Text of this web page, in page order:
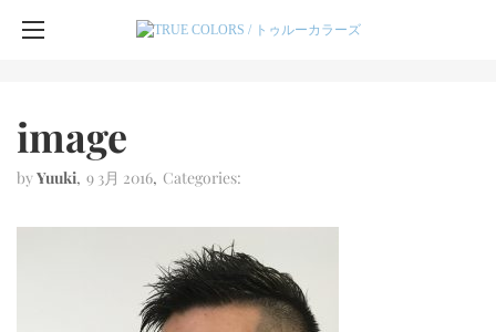
image
byYuuki 9 3月 2016 Categories: